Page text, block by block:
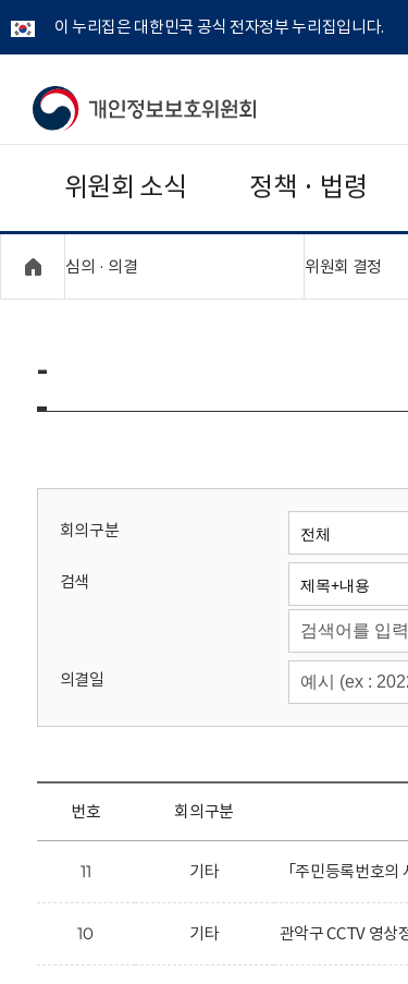
이 누리집은 대한민국 공식 전자정부 누리집입니다.
개
보
보
위
회
위원회 소식 정책 · 법령
심의 · 의결 위원회 결정
-
회의구분
검색
의결일
번호 회의구분
11 기타 「주민등록번호
10 기타 관악구 CCTV 영상